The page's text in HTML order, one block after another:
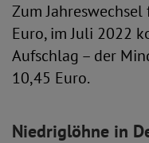
Zum
Euro, im Juli 2022
Aufschlag – der
10,45 Euro.
Niedriglöhne in